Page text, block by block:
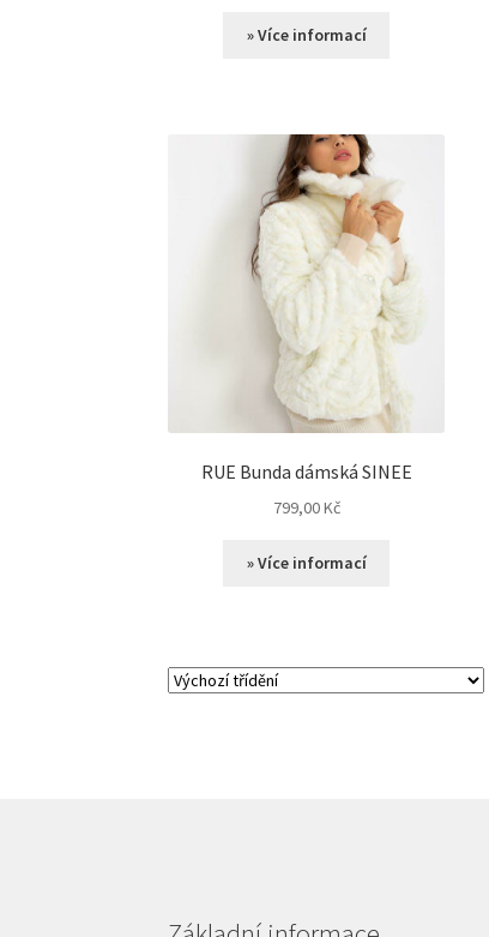
» Více informací
RUE Bunda dámská SINEE
799,00Kč
» Více informací